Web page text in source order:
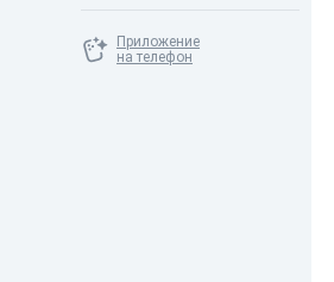
Приложение
на телефон